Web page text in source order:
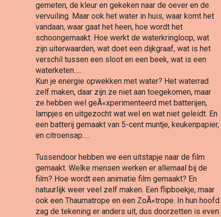
gemeten, de kleur en gekeken naar de oever en de
vervuiling. Maar ook het water in huis, waar komt het
vandaan, waar gaat het heen, hoe wordt het
schoongemaakt. Hoe werkt de waterkringloop, wat
zijn uiterwaarden, wat doet een dijkgraaf, wat is het
verschil tussen een sloot en een beek, wat is een
waterketen.....
Kun je energie opwekken met water? Het waterrad
zelf maken, daar zijn ze niet aan toegekomen, maar
ze hebben wel geÃ«xperimenteerd met batterijen,
lampjes en uitgezocht wat wel en wat niet geleidt. En
een batterij gemaakt van 5-cent muntje, keukenpapier,
en citroensap.....
Tussendoor hebben we een uitstapje naar de film
gemaakt. Welke mensen werken er allemaal bij de
film? Hoe wordt een animatie film gemaakt? En
natuurlijk weer veel zelf maken. Een flipboekje, maar
ook een Thaumatrope en een ZoÃ«trope. In hun hoofd
zag de tekening er anders uit, dus doorzetten is even